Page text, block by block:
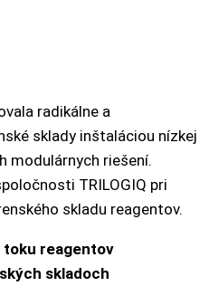
radikálne a
sklady inštaláciou nízkej
modulárnych riešení.
TRILOGIQ pri
skladu reagentov.
toku reagentov
skladoch